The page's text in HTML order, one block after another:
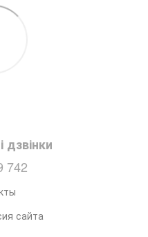
дзвінки
742
сайта